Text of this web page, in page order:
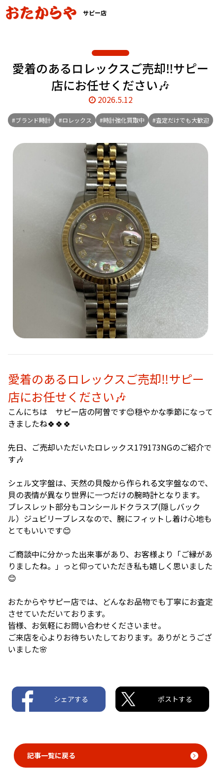
サピー店
愛着のあるロレックスご売却‼️サピー
店にお任せください🎶
2026.5.12
#ブランド時計 #ロレックス #時計強化買取中 #査定だけでも大歓迎
愛着のあるロレックスご売却‼️サピー
店にお任せください🎶
こんにちは サピー店の阿曽です😊穏やかな季節になって
きましたね🍀🍀🍀
先日、ご売却いただいたロレックス179173NGのご紹介で
す🎶
シェル文字盤は、天然の貝殻から作られる文字盤なので、
貝の表情が異なり世界に一つだけの腕時計となります。
ブレスレット部分もコンシールドクラスプ(隠しバック
ル）ジュビリーブレスなので、腕にフィットし着け心地も
とてもいいです😊
ご商談中に分かった出来事があり、お客様より「ご縁があ
りましたね。」っと仰っていただき私も嬉しく思いました
😊
おたからやサピー店では、どんなお品物でも丁寧にお査定
させていただいております。
皆様、お気軽にお問い合わせくださいませ。
ご来店を心よりお待ちいたしております。ありがとうござ
いました🌸
シェアする ポストする
記事一覧に戻る